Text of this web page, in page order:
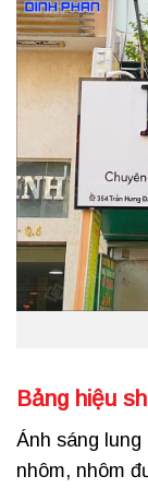
Bảng hiệu
Ánh sáng
nhôm, nhôm